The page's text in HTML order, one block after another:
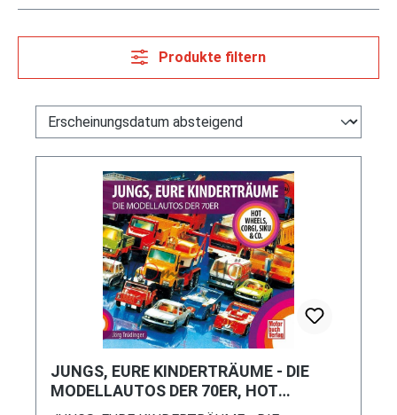
Produkte filtern
JUNGS, EURE KINDERTRÄUME - DIE
MODELLAUTOS DER 70ER, HOT
WHEELS, CORGI, SIKU & CO.